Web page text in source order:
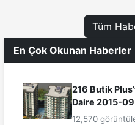
Tüm
En Çok Okunan Haberler
216 Butik
Daire 2015-
12,570